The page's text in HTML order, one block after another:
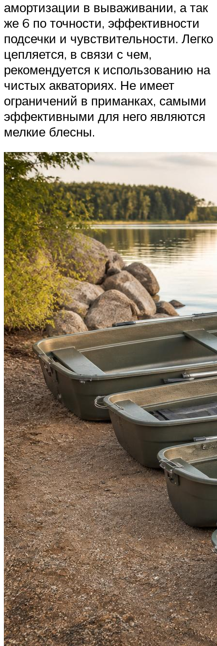
амортизации в вываживании, а так
же 6 по точности, эффективности
подсечки и чувствительности. Легко
цепляется, в связи с чем,
рекомендуется к использованию на
чистых акваториях. Не имеет
ограничений в приманках, самыми
эффективными для него являются
мелкие блесны.